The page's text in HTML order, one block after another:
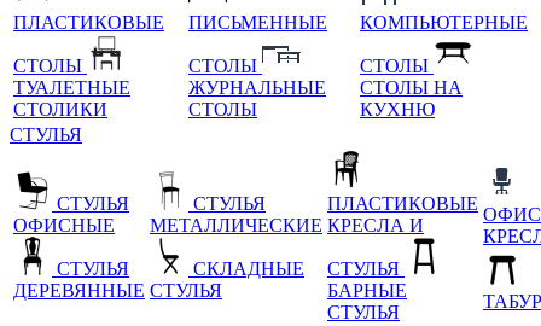
ПЛАСТИКОВЫЕ
СТОЛЫ
ТУАЛЕТНЫЕ
СТОЛИКИ
ПИСЬМЕННЫЕ
СТОЛЫ
ЖУРНАЛЬНЫЕ
СТОЛЫ
КОМПЬЮТЕРНЫЕ
СТОЛЫ
СТОЛЫ НА
КУХНЮ
СТУЛЬЯ
СТУЛЬЯ
ОФИСНЫЕ
СТУЛЬЯ
ДЕРЕВЯННЫЕ
СТУЛЬЯ
МЕТАЛЛИЧЕСКИЕ
СКЛАДНЫЕ
СТУЛЬЯ
ПЛАСТИКОВЫЕ
КРЕСЛА И
СТУЛЬЯ
БАРНЫЕ
СТУЛЬЯ